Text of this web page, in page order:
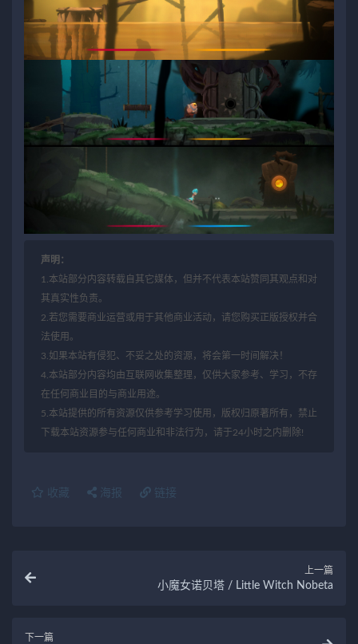
声明：
1.本站部分内容转载自其它媒体，但并不代表本站赞同其观点和对
其真实性负责。
2.若您需要商业运营或用于其他商业活动，请您购买正版授权并合
法使用。
3.如果本站有侵犯、不妥之处的资源，将会第一时间解决！
4.本站部分内容均由互联网收集整理，仅供大家参考、学习，不存
在任何商业目的与商业用途。
5.本站提供的所有资源仅供参考学习使用，版权归原著所有，禁止
下载本站资源参与任何商业和非法行为，请于24小时之内删除!
收藏 海报 链接
上一篇
小魔女诺贝塔 / Little Witch Nobeta
下一篇